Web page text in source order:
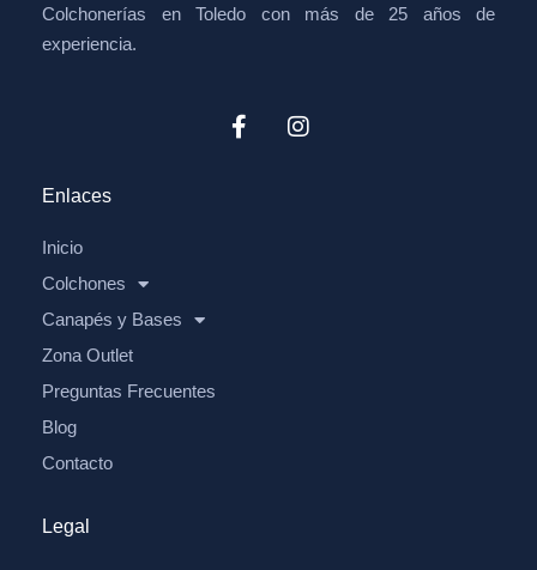
Colchonerías en Toledo con más de 25 años de
experiencia.
Enlaces
Inicio
Colchones
Canapés y Bases
Zona Outlet
Preguntas Frecuentes
Blog
Contacto
Legal